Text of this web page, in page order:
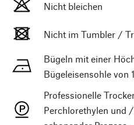
Nicht bleichen
Nicht im Tumbler /
Bügeln mit einer
Bügeleisensohle von
Professionelle
Perchlorethylen und